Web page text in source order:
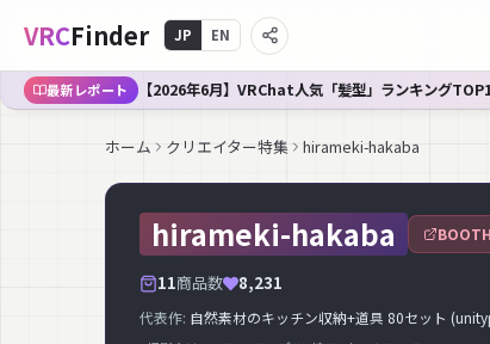
VRCFinder JP EN
最新レポート 【2026年6月】VRChat人気「髪型」ランキング
ホーム クリエイター特集 hirameki-hakaba
hirameki-hakaba BOOTH
11商品数 8,231
代表作: 自然素材のキッチン収納+道具 80セット